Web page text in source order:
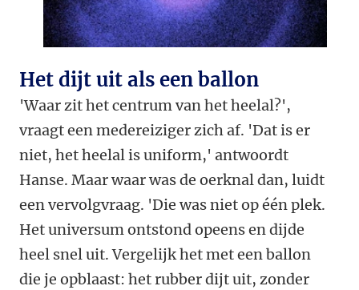
Het dijt uit als een ballon
'Waar zit het centrum van het heelal?',
vraagt een medereiziger zich af. 'Dat is er
niet, het heelal is uniform,' antwoordt
Hanse. Maar waar was de oerknal dan, luidt
een vervolgvraag. 'Die was niet op één plek.
Het universum ontstond opeens en dijde
heel snel uit. Vergelijk het met een ballon
die je opblaast: het rubber dijt uit, zonder